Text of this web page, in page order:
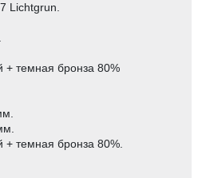
Lichtgrun.
темная бронза 80%
темная бронза 80%.